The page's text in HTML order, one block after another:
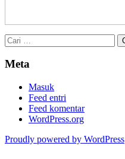
Cari
untuk:
Meta
Masuk
Feed entri
Feed komentar
WordPress.org
Proudly powered by WordPress